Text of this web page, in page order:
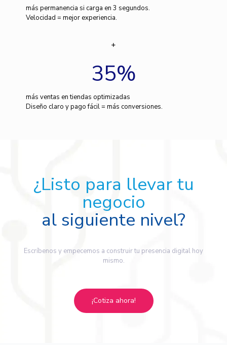
más permanencia si carga en 3 segundos.
Velocidad = mejor experiencia.
35%
más ventas en tiendas optimizadas
Diseño claro y pago fácil = más conversiones.
¿Listo para llevar tu
negocio
al siguiente nivel?
Escríbenos y empecemos a construir tu presencia digital hoy
mismo.
¡Cotiza ahora!